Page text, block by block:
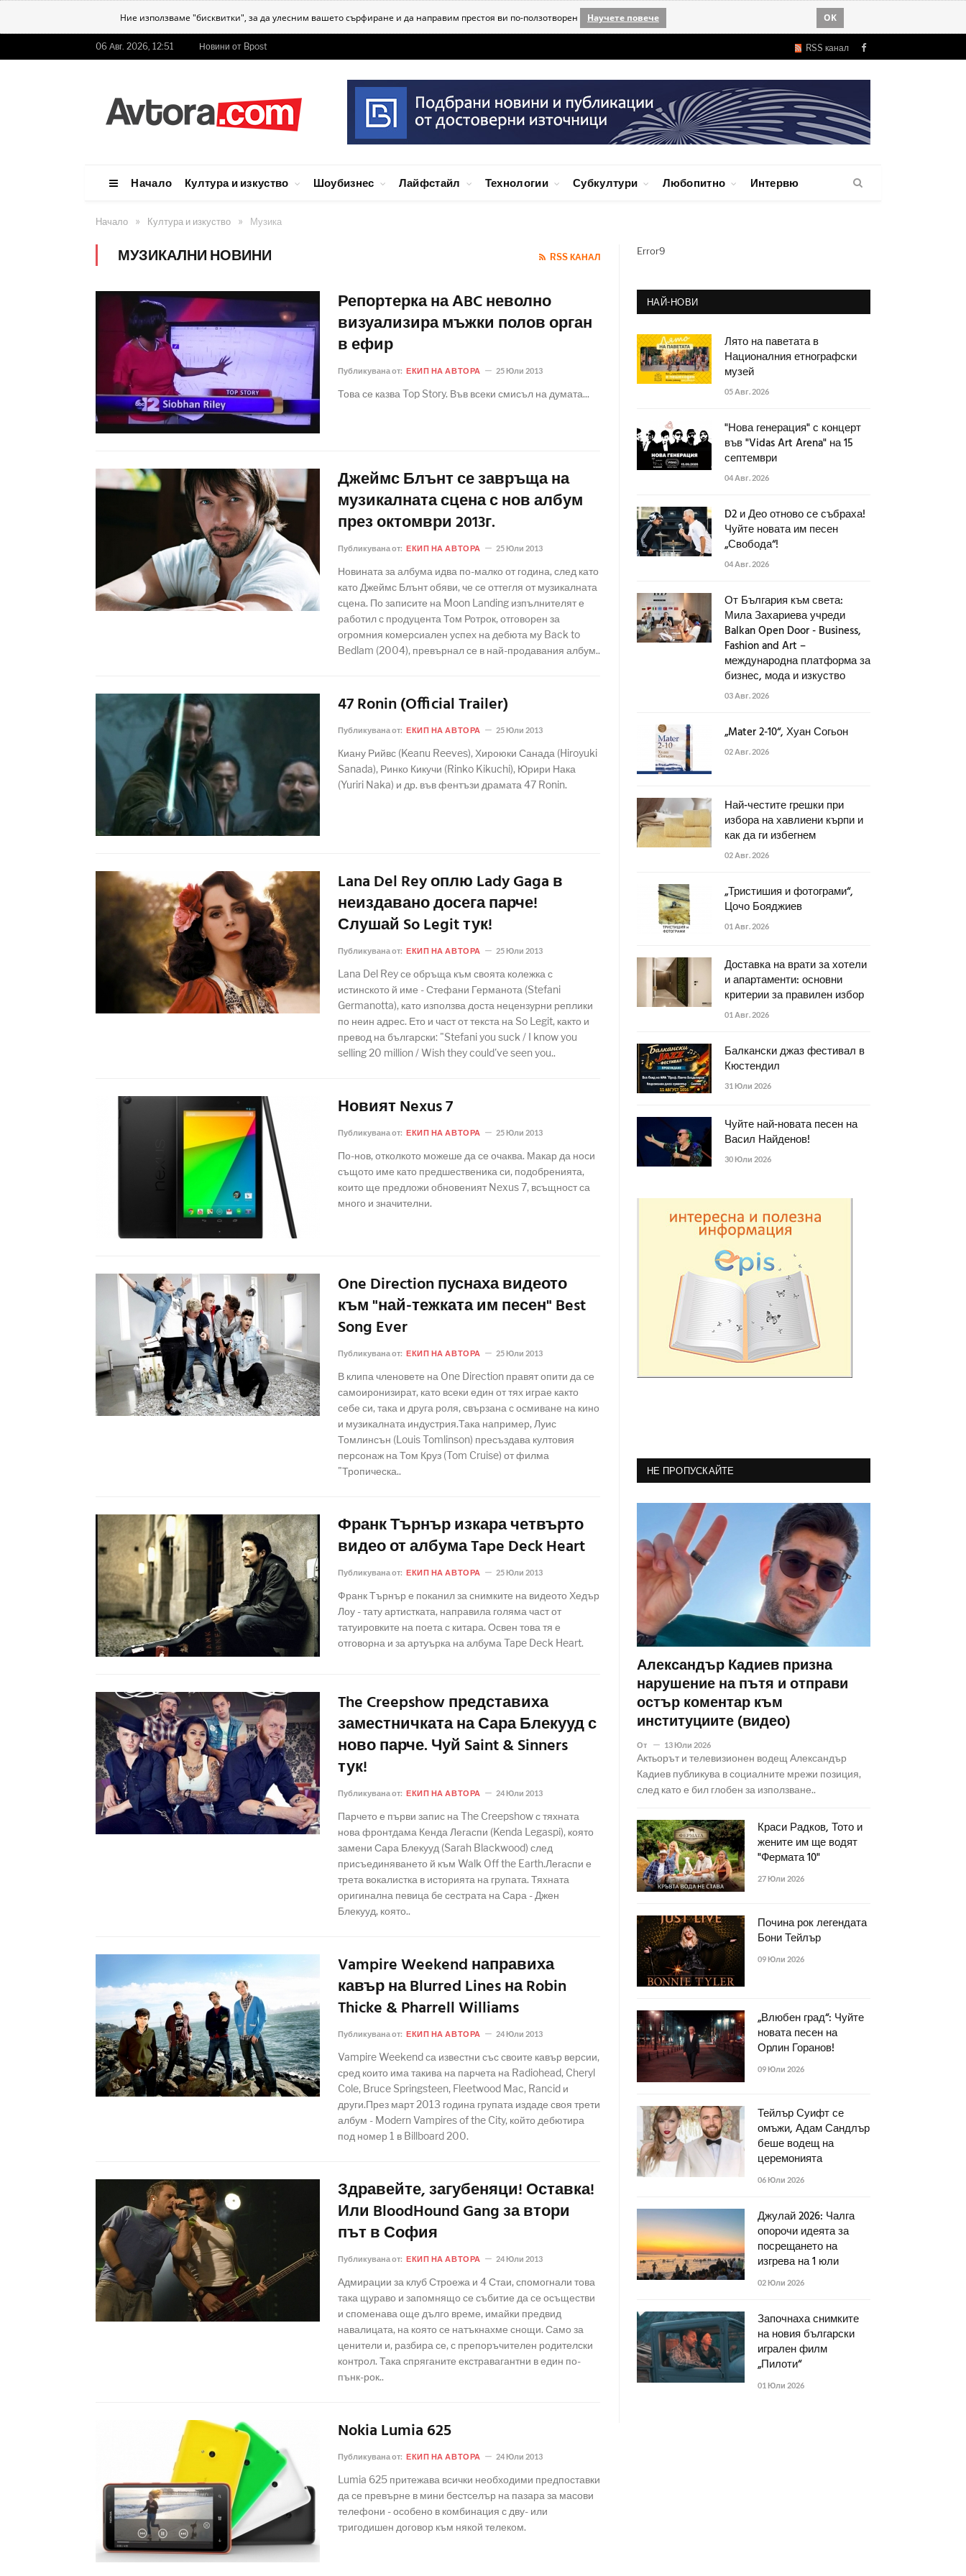
Ние използваме "бисквитки", за да улесним вашето сърфиране и да направим престоя ви по-ползотворен Научете повече OK
06 Авг. 2026, 12:51 Новини от Bpost RSS канал Facebook
Начало Култура и изкуство Шоубизнес Лайфстайл Технологии Субкултури Любопитно Интервю
Начало » Култура и изкуство » Музика
МУЗИКАЛНИ НОВИНИ RSS КАНАЛ
Репортерка на АBC неволно
визуализира мъжки полов орган
в ефир
Публикувана от: ЕКИП НА АВТОРА 25 Юли 2013
Това се казва Top Story. Във всеки смисъл на думата...
Джеймс Блънт се завръща на
музикалната сцена с нов албум
през октомври 2013г.
Публикувана от: ЕКИП НА АВТОРА 25 Юли 2013
Новината за албума идва по-малко от година, след като
като Джеймс Блънт обяви, че се оттегля от музикалната
сцена. По записите на Moon Landing изпълнителят е
работил с продуцента Том Ротрок, отговорен за
огромния комерсиален успех на дебюта му Back to
Bedlam (2004), превърнал се в най-продавания албум..
47 Ronin (Official Trailer)
Публикувана от: ЕКИП НА АВТОРА 25 Юли 2013
Киану Рийвс (Keanu Reeves), Хироюки Санада (Hiroyuki
Sanada), Ринко Кикучи (Rinko Kikuchi), Юрири Нака
(Yuriri Naka) и др. във фентъзи драмата 47 Ronin.
Lana Del Rey оплю Lady Gaga в
неиздавано досега парче!
Слушай So Legit тук!
Публикувана от: ЕКИП НА АВТОРА 25 Юли 2013
Lana Del Rey се обръща към своята колежка с
истинското й име - Стефани Германота (Stefani
Germanotta), като използва доста нецензурни реплики
по неин адрес. Ето и част от текста на So Legit, както и
превод на български: "Stefani you suck / I know you
selling 20 million / Wish they could've seen you..
Новият Nexus 7
Публикувана от: ЕКИП НА АВТОРА 25 Юли 2013
По-нов, отколкото можеше да се очаква. Макар да носи
същото име като предшественика си, подобренията,
които ще предложи обновеният Nexus 7, всъщност са
много и значителни.
One Direction пуснаха видеото
към "най-тежката им песен" Best
Song Ever
Публикувана от: ЕКИП НА АВТОРА 25 Юли 2013
В клипа членовете на One Direction правят опити да се
самоиронизират, като всеки един от тях играе както
себе си, така и друга роля, свързана с осмиване на кино
и музикалната индустрия.Така например, Луис
Томлинсън (Louis Tomlinson) пресъздава култовия
персонаж на Том Круз (Tom Cruise) от филма
"Тропическа..
Франк Търнър изкара четвърто
видео от албума Tape Deck Heart
Публикувана от: ЕКИП НА АВТОРА 25 Юли 2013
Франк Търнър е поканил за снимките на видеото Хедър
Лоу - тату артистката, направила голяма част от
татуировките на поета с китара. Освен това тя е
отговорна и за артуърка на албума Tape Deck Heart.
The Creepshow представиха
заместничката на Сара Блекууд с
ново парче. Чуй Saint & Sinners
тук!
Публикувана от: ЕКИП НА АВТОРА 24 Юли 2013
Парчето е първи запис на The Creepshow с тяхната
нова фронтдама Кенда Легаспи (Kenda Legaspi), която
замени Сара Блекууд (Sarah Blackwood) след
присъединяването й към Walk Off the Earth.Легаспи е
трета вокалистка в историята на групата. Тяхната
оригинална певица бе сестрата на Сара - Джен
Блекууд, която..
Vampire Weekend направиха
кавър на Blurred Lines на Robin
Thicke & Pharrell Williams
Публикувана от: ЕКИП НА АВТОРА 24 Юли 2013
Vampire Weekend са известни със своите кавър версии,
сред които има такива на парчета на Radiohead, Cheryl
Cole, Bruce Springsteen, Fleetwood Mac, Rancid и
други.През март 2013 година групата издаде своя трети
албум - Modern Vampires of the City, който дебютира
под номер 1 в Billboard 200.
Здравейте, загубеняци! Оставка!
Или BloodHound Gang за втори
път в София
Публикувана от: ЕКИП НА АВТОРА 24 Юли 2013
Адмирации за клуб Строежа и 4 Стаи, спомогнали това
така щураво и запомнящо се събитие да се осъществи
и споменава още дълго време, имайки предвид
навалицата, на която се натъкнахме снощи. Само за
ценители и, разбира се, с препоръчителен родителски
контрол. Така спряганите екстравагантни в един по-
пънк-рок..
Nokia Lumia 625
Публикувана от: ЕКИП НА АВТОРА 24 Юли 2013
Lumia 625 притежава всички необходими предпоставки
да се превърне в мини бестселър на пазара за масови
телефони - особено в комбинация с дву- или
тригодишен договор към някой телеком.
Error9
НАЙ-НОВИ
Лято на паветата в
Националния етнографски
музей
05 Авг. 2026
"Нова генерация" с концерт
във "Vidas Art Arena" на 15
септември
04 Авг. 2026
D2 и Део отново се събраха!
Чуйте новата им песен
„Свобода“!
04 Авг. 2026
От България към света:
Мила Захариева учреди
Balkan Open Door - Business,
Fashion and Art –
международна платформа за
бизнес, мода и изкуство
03 Авг. 2026
„Mater 2-10“, Хуан Согьон
02 Авг. 2026
Най-честите грешки при
избора на хавлиени кърпи и
как да ги избегнем
02 Авг. 2026
„Тристишия и фотограми“,
Цочо Бояджиев
01 Авг. 2026
Доставка на врати за хотели
и апартаменти: основни
критерии за правилен избор
01 Авг. 2026
Балкански джаз фестивал в
Кюстендил
31 Юли 2026
Чуйте най-новата песен на
Васил Найденов!
30 Юли 2026
НЕ ПРОПУСКАЙТЕ
Александър Кадиев призна
нарушение на пътя и отправи
остър коментар към
институциите (видео)
От 13 Юли 2026
Актьорът и телевизионен водещ Александър
Кадиев публикува в социалните мрежи позиция,
след като е бил глобен за използване..
Краси Радков, Тото и
жените им ще водят
"Фермата 10"
27 Юли 2026
Почина рок легендата
Бони Тейлър
09 Юли 2026
„Влюбен град“: Чуйте
новата песен на
Орлин Горанов!
09 Юли 2026
Тейлър Суифт се
омъжи, Адам Сандлър
беше водещ на
церемонията
06 Юли 2026
Джулай 2026: Чалга
опорочи идеята за
посрещането на
изгрева на 1 юли
02 Юли 2026
Започнаха снимките
на новия български
игрален филм
„Пилоти“
01 Юли 2026